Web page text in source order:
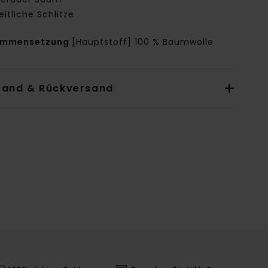
Schlitze
[Hauptstoff] 100 % Baumwolle
& Rückversand